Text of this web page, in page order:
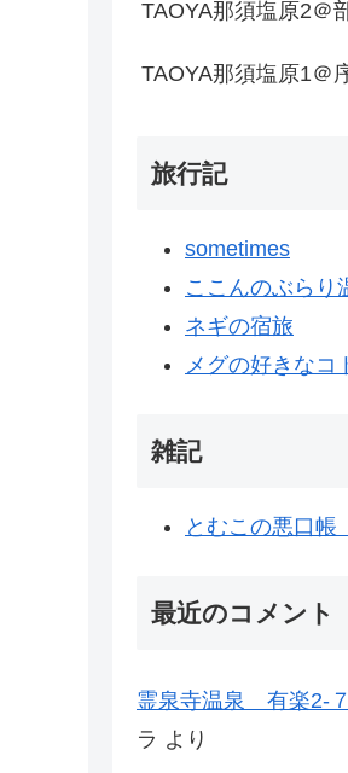
TAOYA那須塩原2
TAOYA那須塩原1＠
旅行記
sometimes
ここんのぶらり
ネギの宿旅
メグの好きな
雑記
とむこの悪口帳
最近のコメント
霊泉寺温泉 有楽2-
ラ より